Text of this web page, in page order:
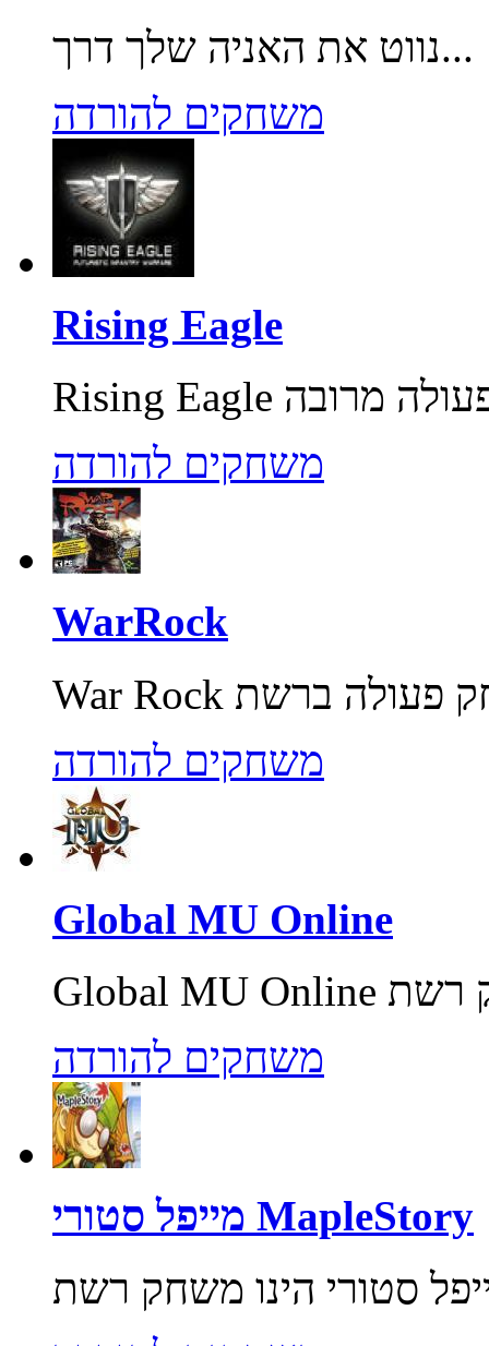
נווט את האניה שלך דרך...
משחקים להורדה
Rising Eagle
משחקים להורדה
WarRock
משחקים להורדה
Global MU Online
משחקים להורדה
מייפל סטורי MapleStory